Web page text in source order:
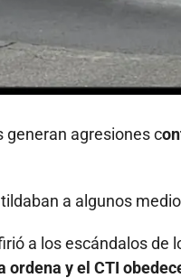
generan agresiones c
a algunos
a los escándalos de
ordena y el CTI